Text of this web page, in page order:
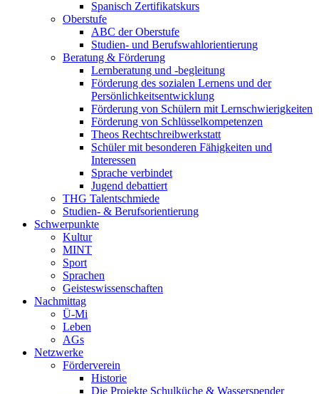
Spanisch Zertifikatskurs
Oberstufe
ABC der Oberstufe
Studien- und Berufswahlorientierung
Beratung & Förderung
Lernberatung und -begleitung
Förderung des sozialen Lernens und der
Persönlichkeitsentwicklung
Förderung von Schülern mit Lernschwierigkeiten
Förderung von Schlüsselkompetenzen
Theos Rechtschreibwerkstatt
Schüler mit besonderen Fähigkeiten und
Interessen
Sprache verbindet
Jugend debattiert
THG Talentschmiede
Studien- & Berufsorientierung
Schwerpunkte
Kultur
MINT
Sport
Sprachen
Geisteswissenschaften
Nachmittag
Ü-Mi
Leben
AGs
Netzwerke
Förderverein
Historie
Die Projekte Schulküche & Wasserspender